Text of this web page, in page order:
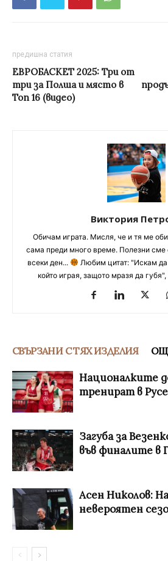
предишна статия
ЕВРОБАСКЕТ 2025: Три от
три за Полша и място в
Топ 16 (видео)
Виктория
Обичам играта. Мисля, че и тя ме
сама преди много време. Полезни сме
всеки ден...
Любим цитат: "Искам
който играя, защото мразя да
СВЪРЗАНИ С ТЯХ ИЗДЕЛИЯ
Националките
тренират в Русе
Загуба за
във финалите в
Асен Николов:
невероятен